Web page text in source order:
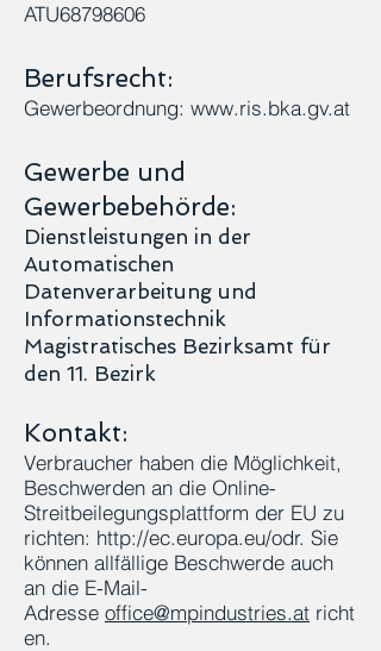
ATU68798606
Berufsrecht:
Gewerbeordnung: www.ris.bka.gv.at
Gewerbe und
Gewerbebehörde:
Dienstleistungen in der
Automatischen
Datenverarbeitung und
Informationstechnik
Magistratisches Bezirksamt für
den 11. Bezirk
Kontakt:
Verbraucher haben die Möglichkeit,
Beschwerden an die Online-
Streitbeilegungsplattform der EU zu
richten: http://ec.europa.eu/odr. Sie
können allfällige Beschwerde auch
an die E-Mail-
Adresse office@mpindustries.at richt
en.